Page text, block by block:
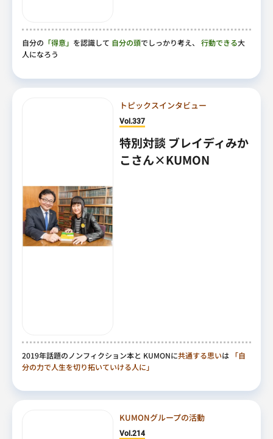
自分の 「得意」 を認識して 自分の頭でしっかり考え、 行動できる大
人になろう
トピックスインタビュー
Vol.337
特別対談 ブレイディみか
こさん×KUMON
2019年話題のノンフィクション本と KUMONに共通する思いは 「自
分の力で人生を切り拓いていける人に」
KUMONグループの活動
Vol.214